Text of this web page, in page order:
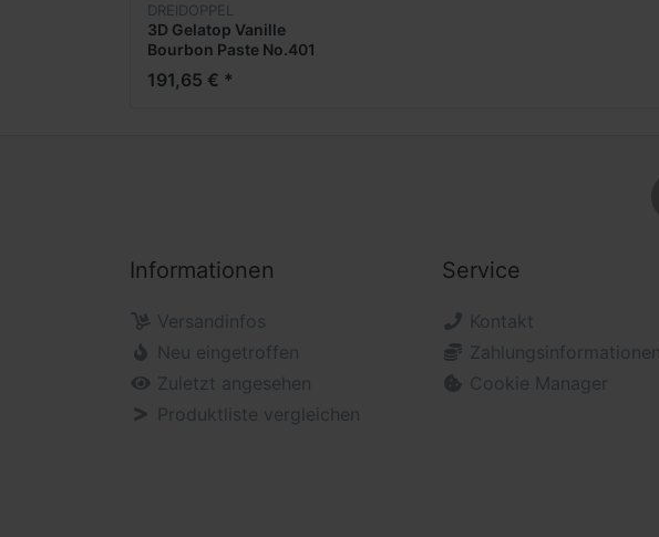
DREIDOPPEL
3D Gelatop Vanille
Bourbon Paste No.401
191,65 € *
Informationen
Versandinfos
Neu eingetroffen
Zuletzt angesehen
Produktliste vergleichen
Service
Kontakt
Zahlungsinformationen
Cookie Manager